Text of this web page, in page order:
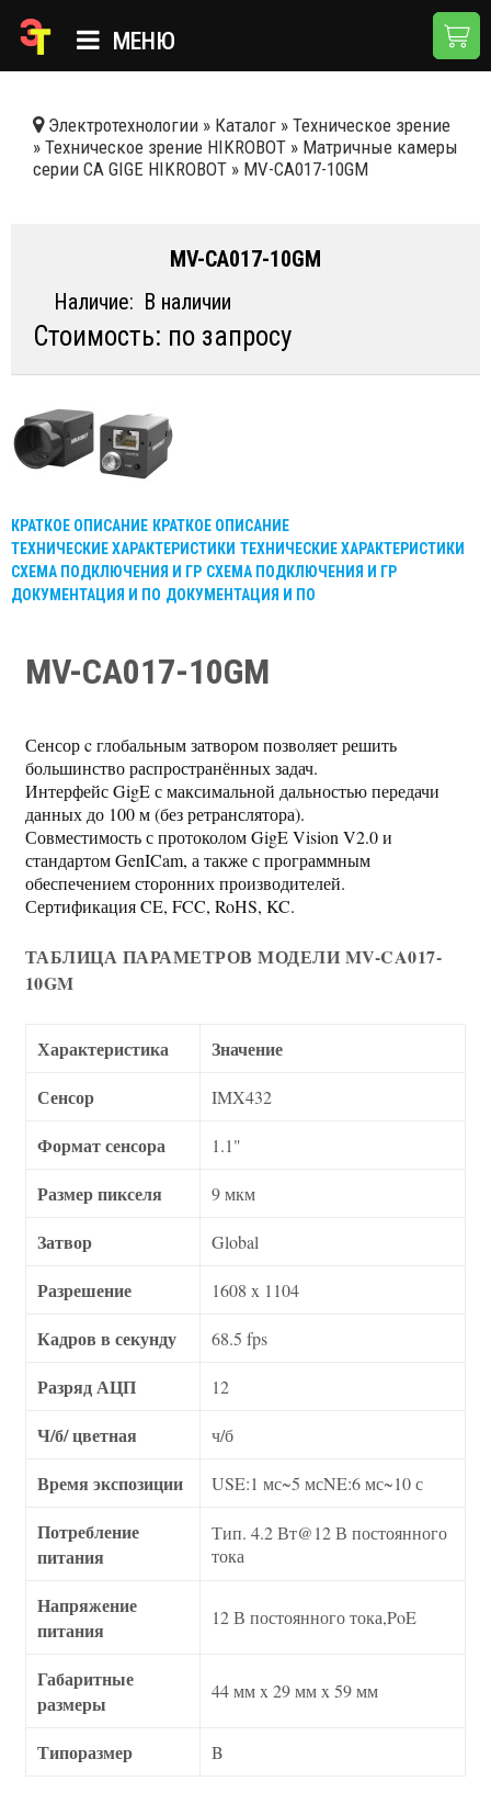
МЕНЮ
КАТАЛОГ
НОВОСТИ
ДОСТАВКА И ОПЛАТА
КОНТАКТЫ
Электротехнологии » Каталог » Техническое зрение
» Техническое зрение HIKROBOT » Матричные камеры
серии CA GIGE HIKROBOT » MV-CA017-10GM
MV-CA017-10GM
Наличие: В наличии
Стоимость: по запросу
КРАТКОЕ ОПИСАНИЕ КРАТКОЕ ОПИСАНИЕ
ТЕХНИЧЕСКИЕ ХАРАКТЕРИСТИКИ ТЕХНИЧЕСКИЕ ХАРАКТЕРИСТИКИ
СХЕМА ПОДКЛЮЧЕНИЯ И ГР СХЕМА ПОДКЛЮЧЕНИЯ И ГР
ДОКУМЕНТАЦИЯ И ПО ДОКУМЕНТАЦИЯ И ПО
MV-CA017-10GM
Сенсор c глобальным затвором позволяет решить
большинство распространённых задач.
Интерфейс GigE с максимальной дальностью передачи
данных до 100 м (без ретранслятора).
Совместимость с протоколом GigE Vision V2.0 и
стандартом GenICam, а также с программным
обеспечением сторонних производителей.
Сертификация CE, FCC, RoHS, KC.
ТАБЛИЦА ПАРАМЕТРОВ МОДЕЛИ MV-CA017-
10GM
Характеристика
Значение
Сенсор
IMX432
Формат сенсора 1.1"
Размер пикселя 9 мкм
Затвор Global
Разрешение 1608 x 1104
Кадров в секунду 68.5 fps
Разряд АЦП 12
Ч/б/ цветная ч/б
Время экспозиции USE:1 мс~5 мсNE:6 мс~10 с
Потребление
питания
Тип. 4.2 Вт@12 В постоянного
тока
Напряжение
питания
12 В постоянного тока,PoE
Габаритные
размеры
44 мм x 29 мм x 59 мм
Типоразмер B